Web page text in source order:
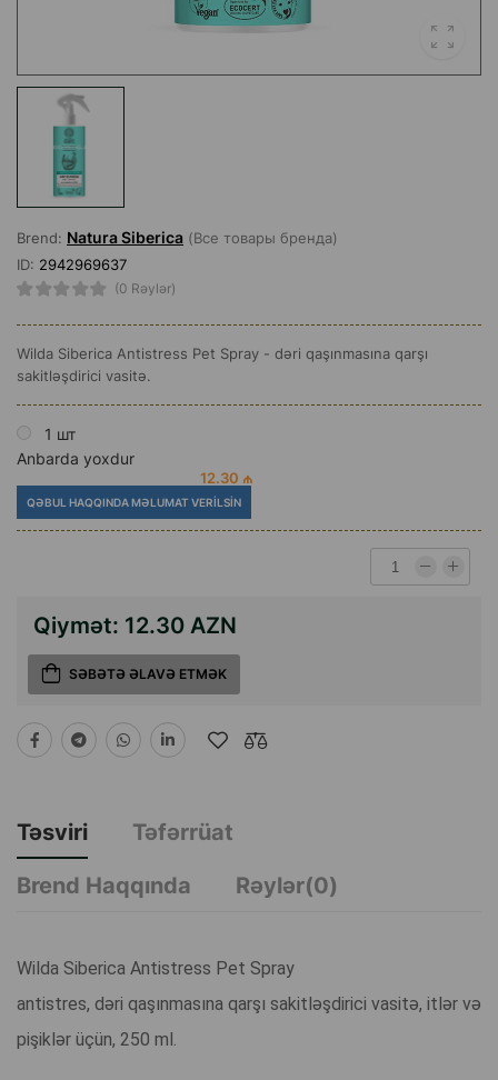
Brend: Natura Siberica (Все товары бренда)
ID: 2942969637
(0 Rəylər)
Wilda Siberica Antistress Pet Spray - dəri qaşınmasına qarşı
sakitləşdirici vasitə.
1 шт
Anbarda yoxdur
12.30 ₼
QƏBUL HAQQINDA MƏLUMAT VERILSIN
Qiymət: 12.30 AZN
SƏBƏTƏ ƏLAVƏ ETMƏK
Təsviri
Təfərrüat
Brend Haqqında
Rəylər(0)
Wilda Siberica Antistress Pet Spray
antistres, dəri qaşınmasına qarşı sakitləşdirici vasitə, itlər və
pişiklər üçün, 250 ml.